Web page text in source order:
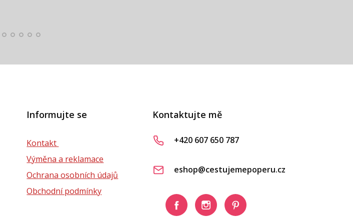
Informujte se
Kontakt
Výměna a reklamace
Ochrana osobních údajů
Obchodní podmínky
Kontaktujte mě
+420 607 650 787
eshop@cestujemepoperu.cz